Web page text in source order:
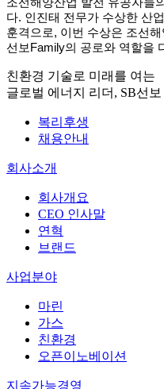
조선해양산업 발전 유공자들
다. 인진태 전무가 수상한 산
훈격으로, 이번 수상은 조선
선보Family의 공로와 역할을
친환경 기술로 미래를 여는
글로벌 에너지 리더, SB선보
복리후생
채용안내
회사소개
회사개요
CEO 인사말
연혁
브랜드
사업분야
마린
가스
친환경
오픈이노베이션
지속가능경영